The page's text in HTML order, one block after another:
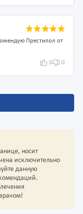
Престилол от
0 0
носит
исключительно
данную